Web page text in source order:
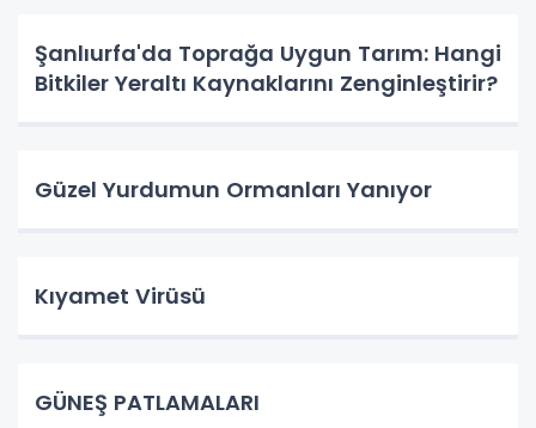
Şanlıurfa'da Toprağa Uygun Tarım: Hangi
Bitkiler Yeraltı Kaynaklarını Zenginleştirir?
Güzel Yurdumun Ormanları Yanıyor
Kıyamet Virüsü
GÜNEŞ PATLAMALARI